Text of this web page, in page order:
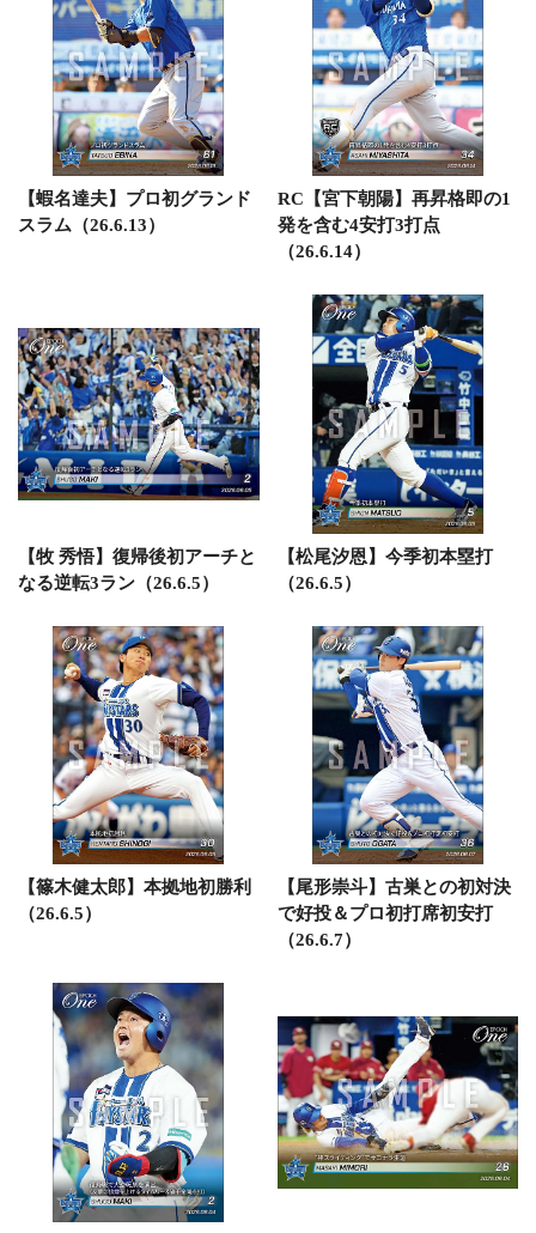
【蝦名達夫】プロ初グランド
スラム（26.6.13）
RC【宮下朝陽】再昇格即の1
発を含む4安打3打点
（26.6.14）
【牧 秀悟】復帰後初アーチと
なる逆転3ラン（26.6.5）
【松尾汐恩】今季初本塁打
（26.6.5）
【篠木健太郎】本拠地初勝利
（26.6.5）
【尾形崇斗】古巣との初対決
で好投＆プロ初打席初安打
（26.6.7）